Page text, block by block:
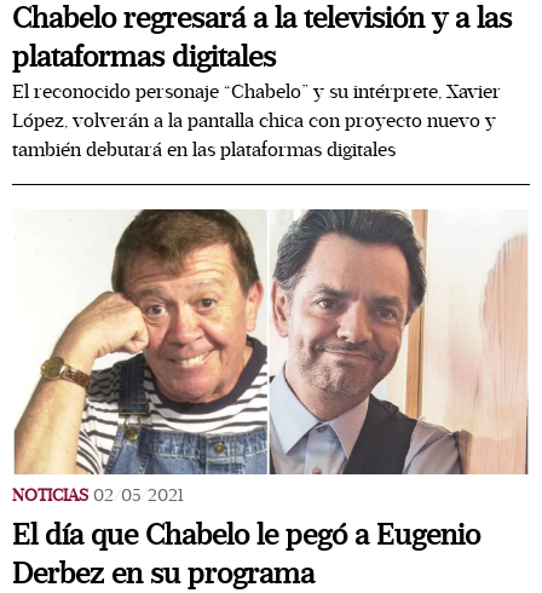
Chabelo regresará a la televisión y a las
plataformas digitales
El reconocido personaje “Chabelo” y su intérprete, Xavier
López, volverán a la pantalla chica con proyecto nuevo y
también debutará en las plataformas digitales
NOTICIAS 02/05/2021
El día que Chabelo le pegó a Eugenio
Derbez en su programa